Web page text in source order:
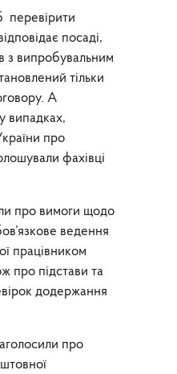
перевірити
посаді,
з випробувальним
тільки
А
випадках,
про
фахівці
про вимоги щодо
ведення
працівником
про підстави та
додержання
про